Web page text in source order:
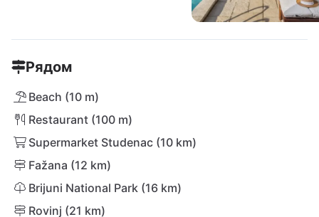
Рядом
Beach (10 m)
Restaurant (100 m)
Supermarket Studenac (10 km)
Fažana (12 km)
Brijuni National Park (16 km)
Rovinj (21 km)